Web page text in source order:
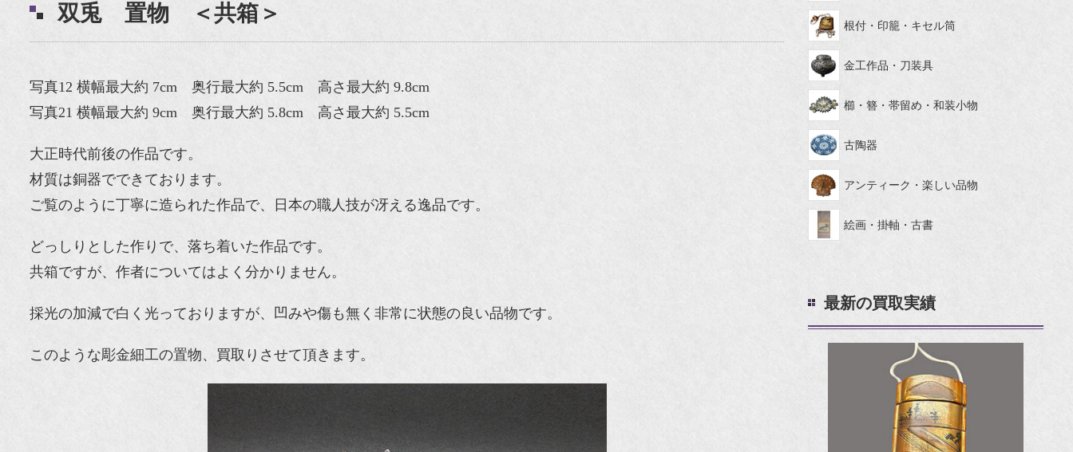
双兎 置物 ＜共箱＞
写真12 横幅最大約 7cm 奥行最大約 5.5cm 高さ最大約 9.8cm
写真21 横幅最大約 9cm 奥行最大約 5.8cm 高さ最大約 5.5cm
大正時代前後の作品です。
材質は銅器でできております。
ご覧のように丁寧に造られた作品で、日本の職人技が冴える逸品です。
どっしりとした作りで、落ち着いた作品です。
共箱ですが、作者についてはよく分かりません。
採光の加減で白く光っておりますが、凹みや傷も無く非常に状態の良い品物です。
このような彫金細工の置物、買取りさせて頂きます。
根付・印籠・キセル筒
金工作品・刀装具
櫛・簪・帯留め・和装小物
古陶器
アンティーク・楽しい品物
絵画・掛軸・古書
最新の買取実績